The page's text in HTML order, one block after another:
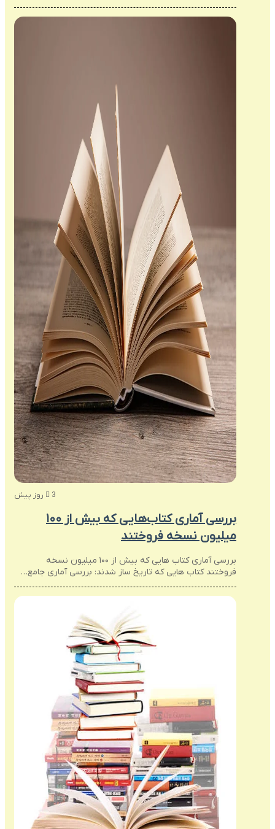
3 روز پیش
بررسی آماری کتاب‌هایی که بیش از ۱۰۰
میلیون نسخه فروختند
بررسی آماری کتاب هایی که بیش از ۱۰۰ میلیون نسخه
فروختند کتاب هایی که تاریخ ساز شدند: بررسی آماری جامع…